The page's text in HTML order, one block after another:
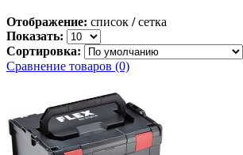
Отображение: список / сетка
Показать:
Сортировка:
Сравнение товаров (0)